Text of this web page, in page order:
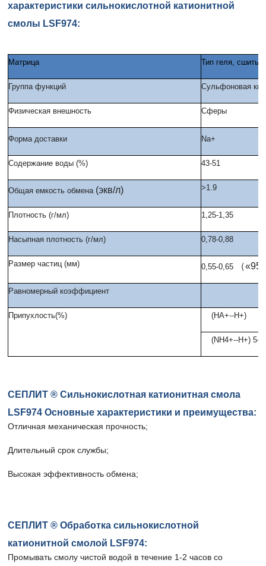
характеристики сильнокислотной катионитной
смолы LSF974:
Матрица Тип геля,
Группа функций Сульфоновая
Физическая внешность Сферы
Форма доставки Na+
Содержание воды (%) 43-51
Общая емкость обмена (экв/л) >1.9
Плотность (г/мл) 1,25-1,35
Насыпная плотность (г/мл) 0,78-0,88
Размер частиц (мм) 0,55-0,65 （
Равномерный коэффициент
Припухлость(%) (НА+--Н+)
(NH4+--H+) 5-
СЕПЛИТ ® Сильнокислотная катионитная смола
LSF974 Основные характеристики и преимущества:
Отличная механическая прочность;
Длительный срок службы;
Высокая эффективность обмена;
СЕПЛИТ ® Обработка сильнокислотной
катионитной смолой LSF974:
Промывать смолу чистой водой в течение 1-2 часов со